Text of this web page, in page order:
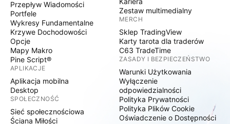
Przepływ Wiadomości
Portfele
Wykresy Fundamentalne
Krzywe Dochodowości
Opcje
Mapy Makro
Pine Script®
APLIKACJE
Aplikacja mobilna
Desktop
SPOŁECZNOŚĆ
Sieć społecznościowa
Ściana Miłości
Zestaw multimedialny
MERCH
Sklep TradingView
Karty tarota dla traderów
C63 TradeTime
ZASADY I BEZPIECZEŃSTWO
Warunki Użytkowania
Wyłączenie
odpowiedzialności
Polityka Prywatności
Polityka Plików Cookie
Oświadczenie o Dostępności